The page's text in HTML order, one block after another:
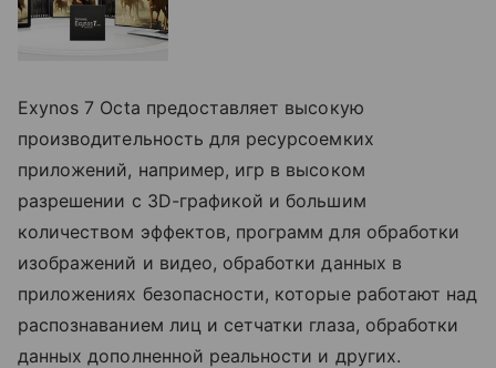
Exynos 7 Octa предоставляет высокую
производительность для ресурсоемких
приложений, например, игр в высоком
разрешении с 3D-графикой и большим
количеством эффектов, программ для обработки
изображений и видео, обработки данных в
приложениях безопасности, которые работают над
распознаванием лиц и сетчатки глаза, обработки
данных дополненной реальности и других.